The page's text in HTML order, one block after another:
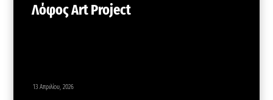
Λόφος Art Project
13 Απριλίου, 2026